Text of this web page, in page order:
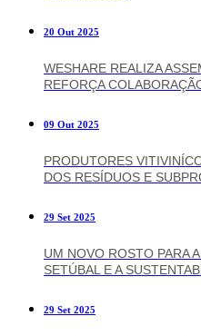
20 Out 2025
WESHARE REALIZA
REFORÇA
09 Out 2025
PRODUTORES
DOS RESÍDUOS E
29 Set 2025
UM NOVO ROSTO PARA
SETÚBAL E A
29 Set 2025